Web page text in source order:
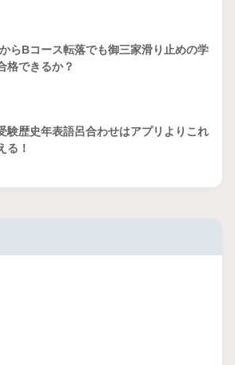
らBコース転落でも御三家滑り止めの学
格できるか？
験歴史年表語呂合わせはアプリよりこれ
る！